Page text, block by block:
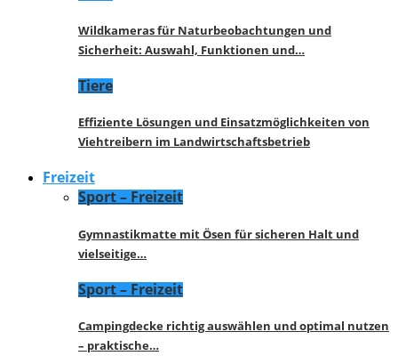
Wildkameras für Naturbeobachtungen und
Sicherheit: Auswahl, Funktionen und…
Tiere
Effiziente Lösungen und Einsatzmöglichkeiten von
Viehtreibern im Landwirtschaftsbetrieb
Freizeit
Sport – Freizeit
Gymnastikmatte mit Ösen für sicheren Halt und
vielseitige…
Sport – Freizeit
Campingdecke richtig auswählen und optimal nutzen
– praktische…